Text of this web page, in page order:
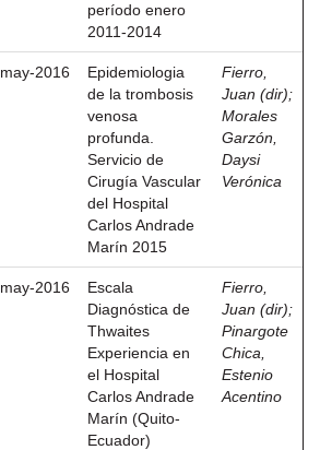
período enero
2011-2014
may-2016
Epidemiologia
de la trombosis
venosa
profunda.
Servicio de
Cirugía Vascular
del Hospital
Carlos Andrade
Marín 2015
Fierro,
Juan (dir);
Morales
Garzón,
Daysi
Verónica
may-2016
Escala
Diagnóstica de
Thwaites
Experiencia en
el Hospital
Carlos Andrade
Marín (Quito-
Ecuador)
Fierro,
Juan (dir);
Pinargote
Chica,
Estenio
Acentino